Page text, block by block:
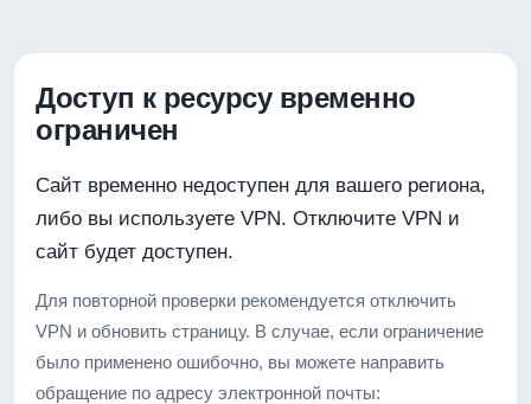
Доступ к ресурсу временно
ограничен
Сайт временно недоступен для вашего региона,
либо вы используете VPN. Отключите VPN и
сайт будет доступен.
Для повторной проверки рекомендуется отключить
VPN и обновить страницу. В случае, если ограничение
было применено ошибочно, вы можете направить
обращение по адресу электронной почты: